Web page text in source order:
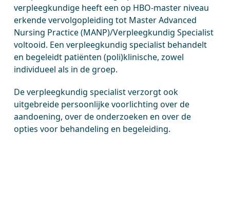
verpleegkundige heeft een op HBO-master niveau
erkende vervolgopleiding tot Master Advanced
Nursing Practice (MANP)/Verpleegkundig Specialist
voltooid. Een verpleegkundig specialist behandelt
en begeleidt patiënten (poli)klinische, zowel
individueel als in de groep.
De verpleegkundig specialist verzorgt ook
uitgebreide persoonlijke voorlichting over de
aandoening, over de onderzoeken en over de
opties voor behandeling en begeleiding.